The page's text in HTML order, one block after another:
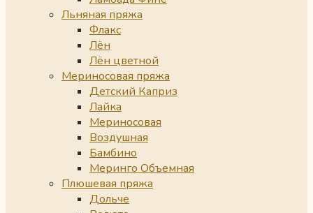
Льняная пряжа
Флакс
Лён
Лён цветной
Мериносовая пряжа
Детский Каприз
Лайка
Мериносовая
Воздушная
Бамбино
Меринго Объемная
Плюшевая пряжа
Дольче